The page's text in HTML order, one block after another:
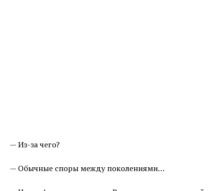
— Из-за чего?
— Обычные споры между поколениями…